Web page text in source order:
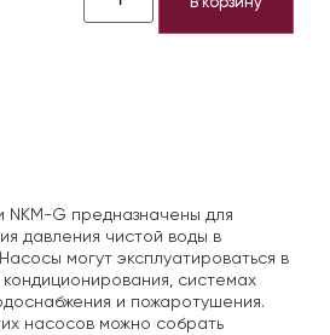
В корзину
NKM-G предназначены для
давления чистой воды в
могут эксплуатироваться в
системах
и пожаротушения.
насосов можно собрать